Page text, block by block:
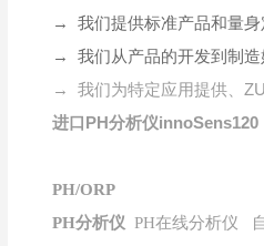
→ 我们提供标准产品和量身
→ 我们从产品的开发到制造
→ 我们为特定应用提供、
进口PH分析仪innoSens120
PH/ORP
PH分析仪 PH在线分析仪